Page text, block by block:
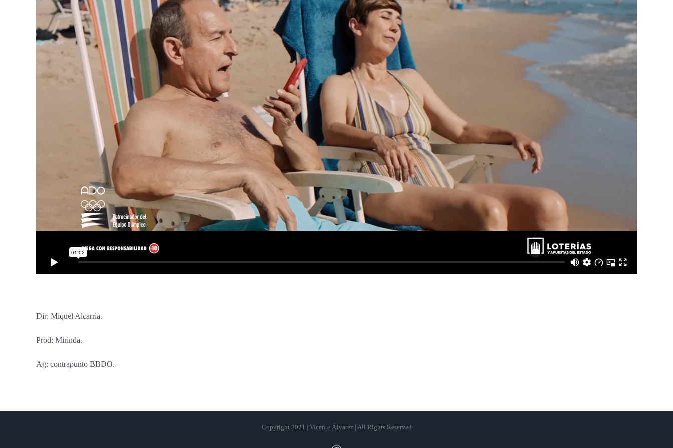
Dir: Miquel Alcarria.
Prod: Mirinda.
Ag: contrapunto BBDO.
Copyright 2021 | Vicente Álvarez | All Rights Reserved